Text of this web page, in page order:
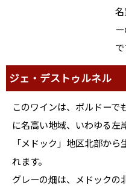
で
ジェ・デストゥルネル
このワインは、ボルドーで
に名高い地域、いわゆる左
「メドック」地区北部から
れます。
グレーの畑は、メドックの